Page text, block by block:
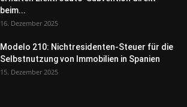
beim...
16. Dezember 2025
Modelo 210: Nichtresidenten-Steuer für die
Selbstnutzung von Immobilien in Spanien
15. Dezember 2025